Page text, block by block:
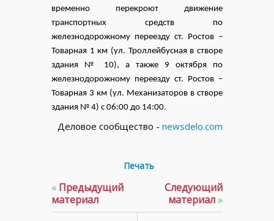
временно перекроют движение
транспортных средств по
железнодорожному переезду ст. Ростов –
Товарная 1 км (ул. Троллейбусная в створе
здания № 10), а также 9 октября по
железнодорожному переезду ст. Ростов –
Товарная 3 км (ул. Механизаторов в створе
здания № 4) с 06:00 до 14:00.
Деловое сообщество - newsdelo.com
Печать
« Предыдущий
материал
Следующий
материал»